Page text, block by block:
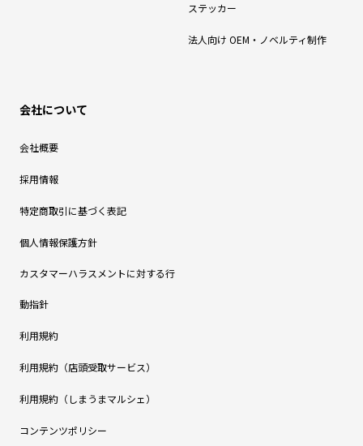
ステッカー
法人向け OEM・ノベルティ制作
会社について
会社概要
採用情報
特定商取引に基づく表記
個人情報保護方針
カスタマーハラスメントに対する行
動指針
利用規約
利用規約（店頭受取サービス）
利用規約（しまうまマルシェ）
コンテンツポリシー